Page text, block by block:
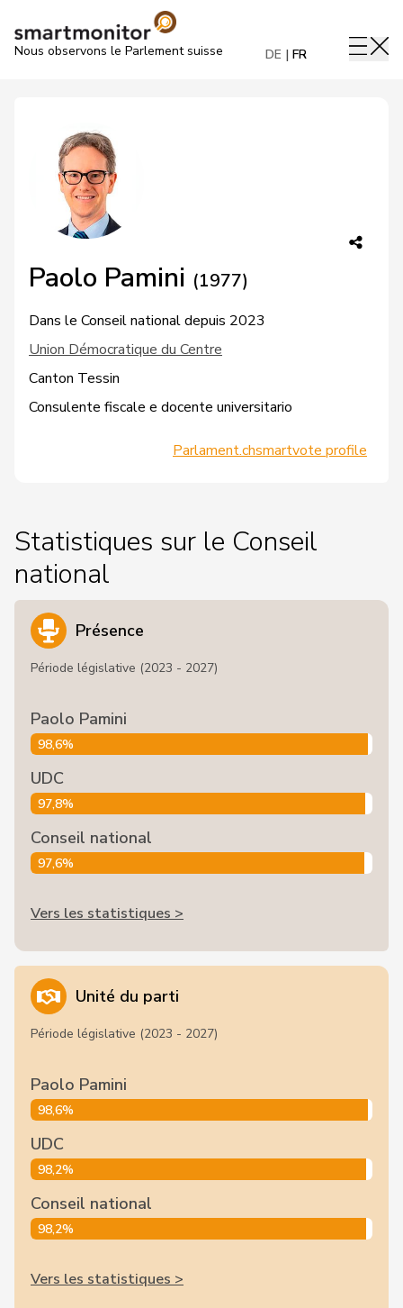
Nous observons le Parlement suisse DE FR
Paolo Pamini (1977)
Dans le Conseil national depuis 2023
Union Démocratique du Centre
Canton Tessin
Consulente fiscale e docente universitario
Parlament.chsmartvote profile
Statistiques sur le Conseil
national
Présence
Période législative (2023 - 2027)
Paolo Pamini
98,6%
UDC
97,8%
Conseil national
97,6%
Vers les statistiques >
Unité du parti
Période législative (2023 - 2027)
Paolo Pamini
98,6%
UDC
98,2%
Conseil national
98,2%
Vers les statistiques >